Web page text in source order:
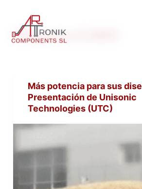
o
Etiqueta
Más potencia para sus
Presentación de Unisonic
Technologies (UTC)